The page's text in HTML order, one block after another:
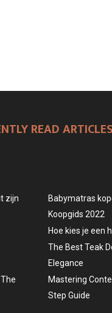
READ ARTICLES
zijn
Babymatras
Koopgids 2022
Hoe kies je een
The Best Teak
Elegance
Mastering
Step Guide